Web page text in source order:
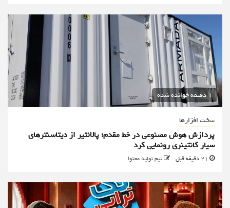
1 دقیقه خوانده شده
سخت افزارها
پردازش هوش مصنوعی در خط مقدم؛ پالانتیر از دیتاسنترهای
سیار کانتینری رونمایی کرد
تیم تولید محتوا